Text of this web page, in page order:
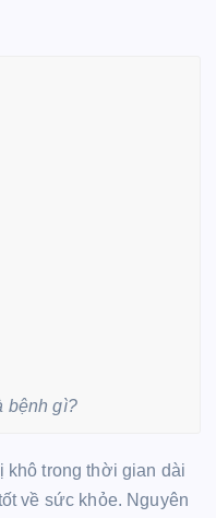
bệnh gì?
khô trong thời gian dài
về sức khỏe. Nguyên